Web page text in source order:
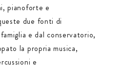
pianoforte e
due fonti di
e dal conservatorio,
la propria musica,
e